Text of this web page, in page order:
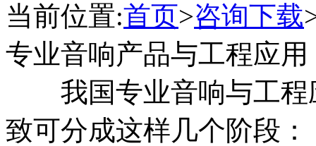
当前位置:首页>咨询下载
专业音响产品与工程应用
我国专业音响与工程
致可分成这样几个阶段：